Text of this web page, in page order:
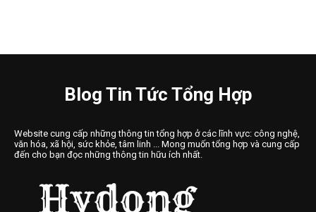
Blog Tin Tức Tổng Hợp
Website cung cấp những thông tin tổng hợp ở các lĩnh vực: công nghệ,
văn hóa, xã hội, sức khỏe, tâm linh ... Mong muốn tổng hợp và cung cấp
đến cho bạn đọc những thông tin hữu ích nhất.